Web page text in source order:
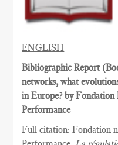
ENGLISH
Bibliographic Report
networks, what
in Europe? by
Performance
Full citation: Fondation